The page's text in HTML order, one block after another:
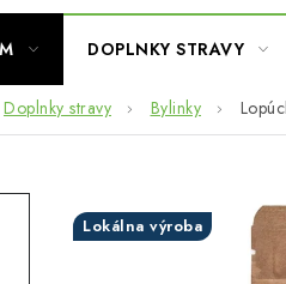
DOPLNKY STRAVY
Doplnky stravy Bylinky
Lokálna výroba